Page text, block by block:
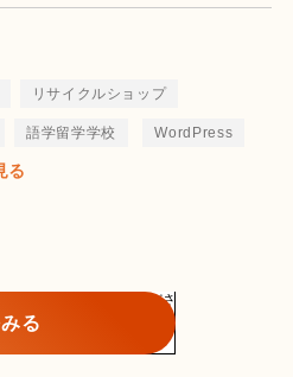
リサイクルショップ
語学留学学校 WordPress
る
る